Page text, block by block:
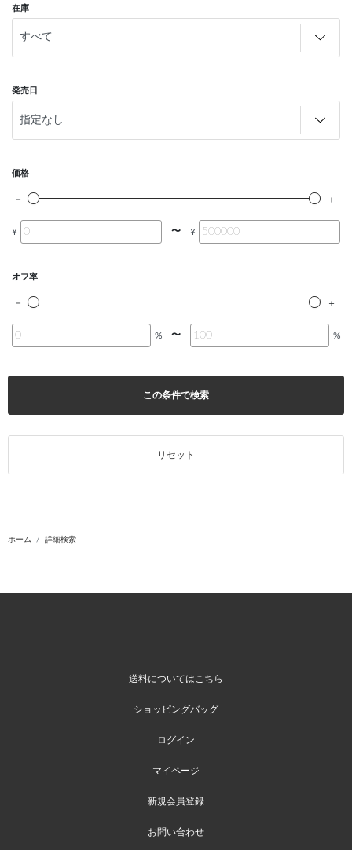
在庫
発売日
価格
¥ 〜 ¥
オフ率
% 〜 %
この条件で検索
リセット
ホーム 詳細検索
送料についてはこちら
ショッピングバッグ
ログイン
マイページ
新規会員登録
お問い合わせ